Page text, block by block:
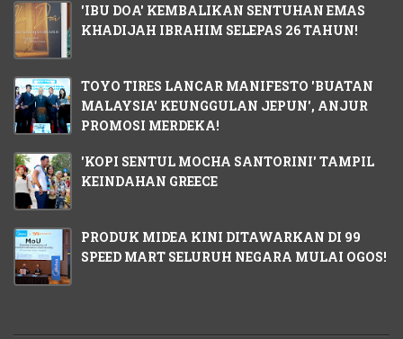
'IBU DOA' KEMBALIKAN SENTUHAN EMAS
KHADIJAH IBRAHIM SELEPAS 26 TAHUN!
TOYO TIRES LANCAR MANIFESTO 'BUATAN
MALAYSIA' KEUNGGULAN JEPUN', ANJUR
PROMOSI MERDEKA!
'KOPI SENTUL MOCHA SANTORINI' TAMPIL
KEINDAHAN GREECE
PRODUK MIDEA KINI DITAWARKAN DI 99
SPEED MART SELURUH NEGARA MULAI OGOS!